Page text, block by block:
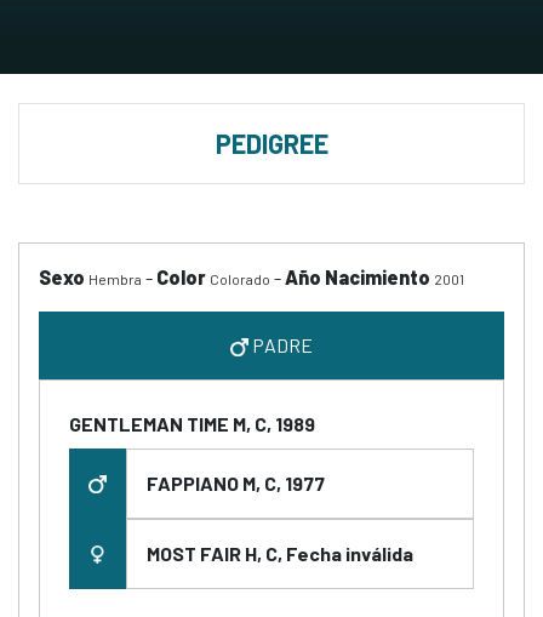
PEDIGREE
Sexo Hembra - Color Colorado -Año Nacimiento 2001
PADRE
GENTLEMAN TIME M, C, 1989
FAPPIANO M, C, 1977
MOST FAIR H, C, Fecha inválida